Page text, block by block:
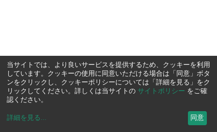
当サイトでは、より良いサービスを提供するため、クッキーを利用
しています。クッキーの使用に同意いただける場合は「同意」ボタ
ンをクリックし、クッキーポリシーについては「詳細を見る」をク
リックしてください。詳しくは当サイトの サイトポリシー をご確
認ください。
詳細を見る ... 同意